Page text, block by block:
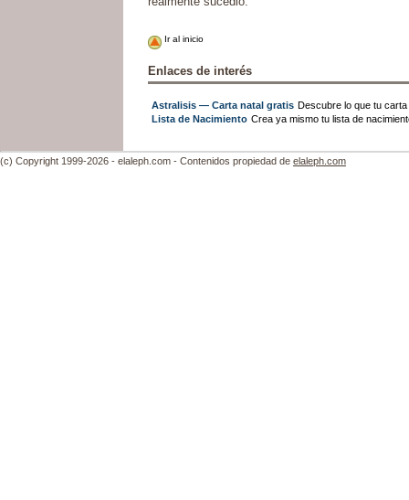
Ir al inicio
Enlaces de interés
Astralisis — Carta natal gratis Descubre lo que tu
Lista de Nacimiento Crea ya mismo tu lista de
(c) Copyright 1999-2026 - elaleph.com - Contenidos propiedad de elaleph.com